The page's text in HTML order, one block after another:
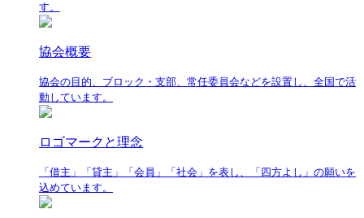
す。
協会概要
協会の目的、ブロック・支部、常任委員会などを設置し、全国で活
動しています。
ロゴマークと理念
「借主」「貸主」「会員」「社会」を表し、「四方よし」の願いを
込めています。